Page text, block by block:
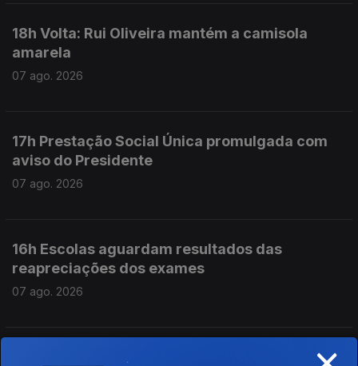
18h Volta: Rui Oliveira mantém a camisola
amarela
07 ago. 2026
17h Prestação Social Única promulgada com
aviso do Presidente
07 ago. 2026
16h Escolas aguardam resultados das
reapreciações dos exames
07 ago. 2026
15h Algumas escolas já comecaram a receber